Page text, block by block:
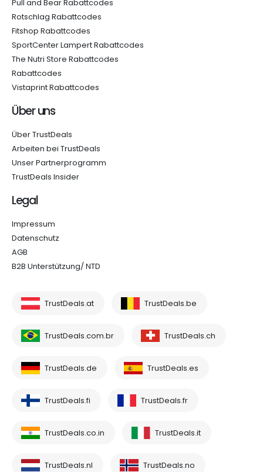
Pull and Bear Rabattcodes
Rotschlag Rabattcodes
Fitshop Rabattcodes
SportCenter Lampert Rabattcodes
The Nutri Store Rabattcodes
Rabattcodes
Vistaprint Rabattcodes
Über uns
Über TrustDeals
Arbeiten bei TrustDeals
Unser Partnerprogramm
TrustDeals Insider
Legal
Impressum
Datenschutz
AGB
B2B Unterstützung/ NTD
TrustDeals.at TrustDeals.be
TrustDeals.com.br TrustDeals.ch
TrustDeals.de TrustDeals.es
TrustDeals.fi TrustDeals.fr
TrustDeals.co.in TrustDeals.it
TrustDeals.nl TrustDeals.no